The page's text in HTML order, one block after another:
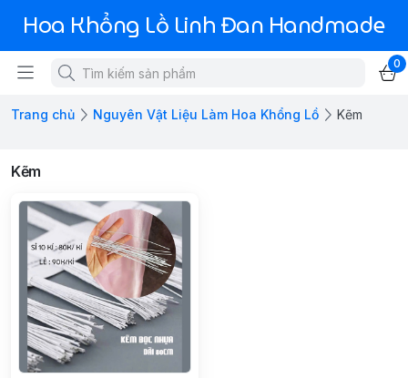
Hoa Khổng Lồ Linh Đan Handmade
0
Trang chủ Nguyên Vật Liệu Làm Hoa Khổng Lồ Kẽm
Kẽm